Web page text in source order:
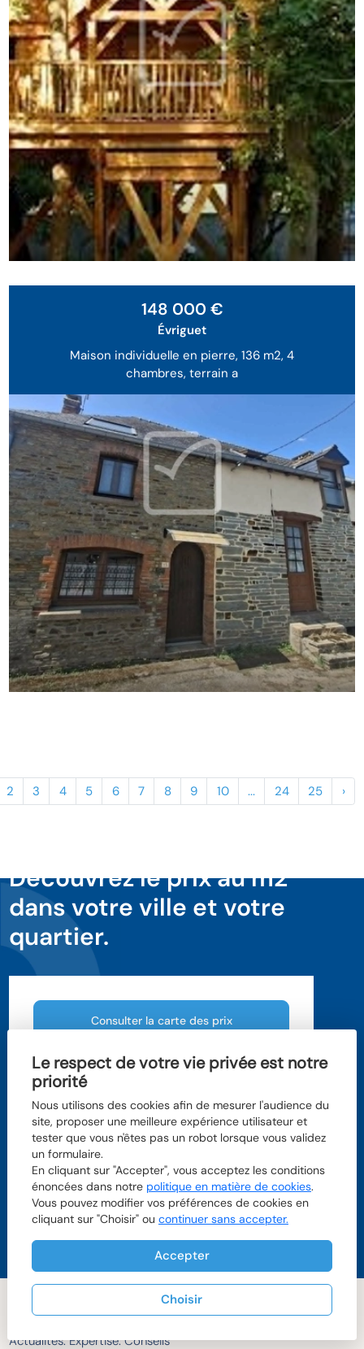
Le respect de votre vie privée est notre
priorité
Nous utilisons des cookies afin de mesurer l'audience du
site, proposer une meilleure expérience utilisateur et
tester que vous n'êtes pas un robot lorsque vous validez
un formulaire.
En cliquant sur "Accepter", vous acceptez les conditions
énoncées dans notre politique en matière de cookies.
Vous pouvez modifier vos préférences de cookies en
cliquant sur "Choisir" ou continuer sans accepter.
Accepter
Choisir
Maison individuelle en pierre, 136 m2, 4
chambres, terrain a
148 000 €
Évriguet
2 3 4 5 6 7 8 9 10 ... 24 25 ›
Découvrez le prix au m2
dans votre ville et votre
quartier.
Consulter la carte des prix
NANTES
Prix m
moyen
2 193 €
Prix m moyen
3 649
BORDEAUX
BORDEAUX
Prix m moyen
POITIER
POITIER
1 234 € Prix m moyen
1 234 €
Au détour d'une info.
Actualités. Expertise. Conseils